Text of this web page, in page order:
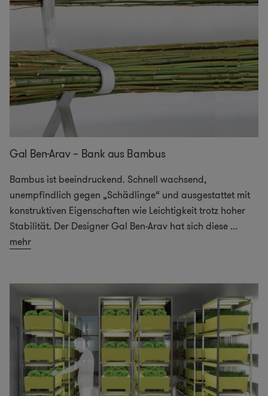
Gal Ben-Arav – Bank aus Bambus
Bambus ist beeindruckend. Schnell wachsend,
unempfindlich gegen „Schädlinge“ und ausgestattet mit
konstruktiven Eigenschaften wie Leichtigkeit trotz hoher
Stabilität. Der Designer Gal Ben-Arav hat sich diese ...
mehr